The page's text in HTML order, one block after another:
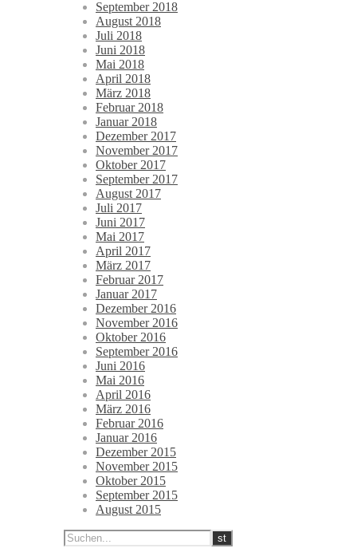
September 2018
August 2018
Juli 2018
Juni 2018
Mai 2018
April 2018
März 2018
Februar 2018
Januar 2018
Dezember 2017
November 2017
Oktober 2017
September 2017
August 2017
Juli 2017
Juni 2017
Mai 2017
April 2017
März 2017
Februar 2017
Januar 2017
Dezember 2016
November 2016
Oktober 2016
September 2016
Juni 2016
Mai 2016
April 2016
März 2016
Februar 2016
Januar 2016
Dezember 2015
November 2015
Oktober 2015
September 2015
August 2015